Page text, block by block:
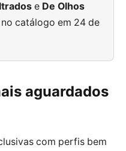
e De Olhos
catálogo em 24 de
aguardados
com perfis bem